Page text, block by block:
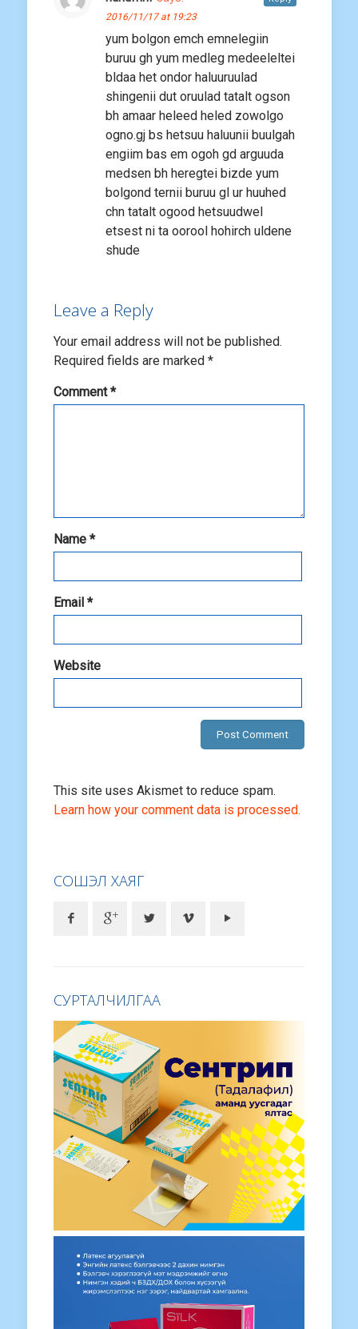
2016/11/17 at 19:23
yum bolgon emch emnelegiin
buruu gh yum medleg medeeleltei
bldaa het ondor haluuruulad
shingenii dut oruulad tatalt ogson
bh amaar heleed heled zowolgo
ogno.gj bs hetsuu haluunii buulgah
engiim bas em ogoh gd arguuda
medsen bh heregtei bizde yum
bolgond ternii buruu gl ur huuhed
chn tatalt ogood hetsuudwel
etsest ni ta oorool hohirch uldene
shude
Leave a Reply
Your email address will not be published.
Required fields are marked *
Comment*
Name *
Email *
Website
This site uses Akismet to reduce spam.
Learn how your comment data is processed.
СОШЭЛ ХАЯГ
СУРТАЛЧИЛГАА